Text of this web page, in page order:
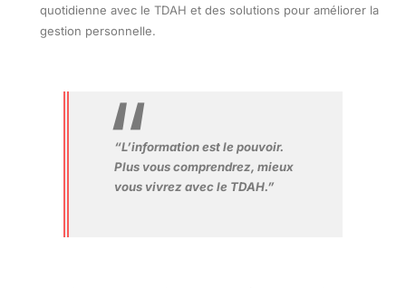
quotidienne avec le TDAH et des solutions pour améliorer la
gestion personnelle.
“L’information est le pouvoir.
Plus vous comprendrez, mieux
vous vivrez avec le TDAH.”